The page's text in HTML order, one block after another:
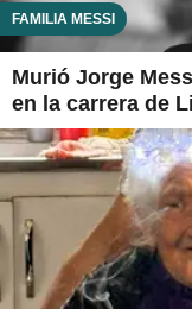
FAMILIA MESSI
Murió Jorge
en la carrera de